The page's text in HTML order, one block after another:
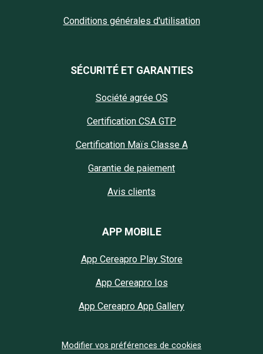
Conditions générales d'utilisation
SÉCURITÉ ET GARANTIES
Société agrée OS
Certification CSA GTP
Certification Maïs Classe A
Garantie de paiement
Avis clients
APP MOBILE
App Cereapro Play Store
App Cereapro Ios
App Cereapro App Gallery
Modifier vos préférences de cookies